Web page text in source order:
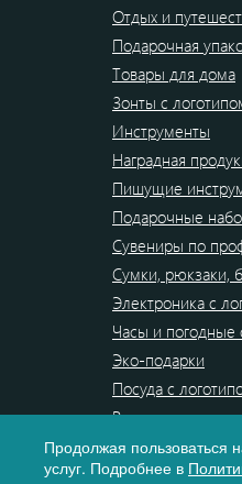
Отдых и
Подарочная
Товары для дома
Зонты с
Инструменты
Наградная
Пишущие
Подарочные
Сувениры по
Сумки, рюкзаки,
Электроника с
Часы и погодные
Эко-подарки
Посуда с
Распродажа
Продолжая пользоваться
услуг. Подробнее в